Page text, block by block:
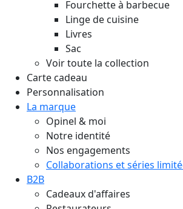
Fourchette à barbecue
Linge de cuisine
Livres
Sac
Voir toute la collection
Carte cadeau
Personnalisation
La marque
Opinel & moi
Notre identité
Nos engagements
Collaborations et séries
B2B
Cadeaux d'affaires